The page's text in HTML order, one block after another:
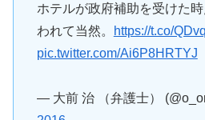
ホテルが政府補助を受けた
われて当然。
https://t.co/
pic.twitter.com/Ai6P8HRTYJ
— 大前 治 （弁護士）